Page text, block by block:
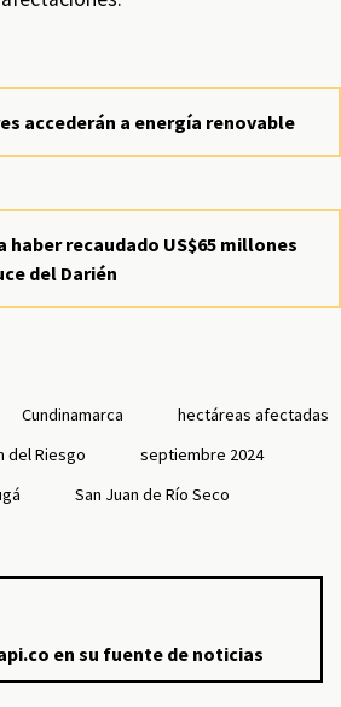
accederán a energía renovable
haber recaudado US$65 millones
del Darién
Cundinamarca
hectáreas afectadas
del Riesgo
septiembre 2024
San Juan de Río Seco
en su fuente de noticias